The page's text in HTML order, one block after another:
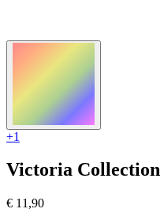
+1
Victoria Collection
€ 11,90